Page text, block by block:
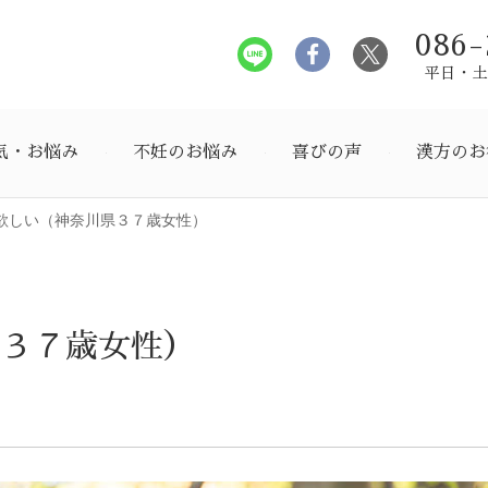
平日・
・お悩み 不妊のお悩み 喜びの声 漢方の
しい（神奈川県３７歳女性）
７歳女性）